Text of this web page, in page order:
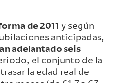
de 2011 y según
anticipadas,
adelantado seis
el conjunto de la
la edad real de